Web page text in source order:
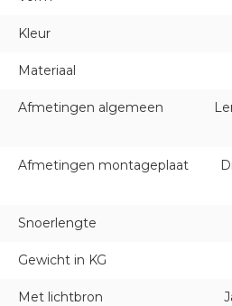
Kleur
Materiaal
Afmetingen algemeen
Afmetingen montageplaat
Snoerlengte
Gewicht in KG
Met lichtbron